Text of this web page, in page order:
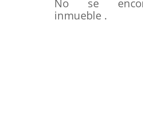
No se
inmueble .